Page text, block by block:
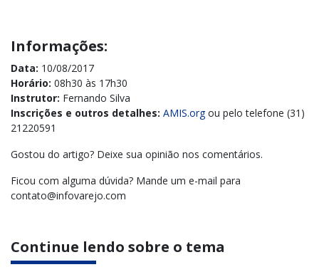
Informações:
Data: 10/08/2017
Horário: 08h30 às 17h30
Instrutor: Fernando Silva
Inscrições e outros detalhes: AMIS.orgou pelo telefone (31)
21220591
Gostou do artigo? Deixe sua opinião nos comentários.
Ficou com alguma dúvida? Mande um e-mail para
contato@infovarejo.com
Continue lendo sobre o tema